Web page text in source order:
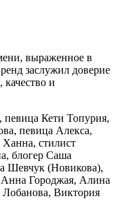
выраженное в
заслужил доверие
и
Кети Топурия,
певица Алекса,
стилист
блогер Саша
Шевчук (Новикова),
Городжая, Алина
Виктория